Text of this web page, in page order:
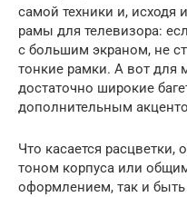
самой техники и, исходя
рамы для телевизора:
с большим экраном, не
тонкие рамки. А вот для
достаточно широкие
дополнительным
Что касается расцветки,
тоном корпуса или
оформлением, так и быть